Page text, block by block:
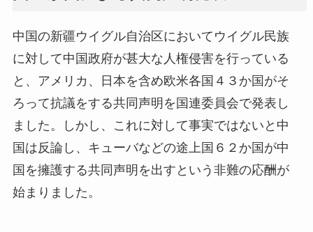
中国の新疆ウイグル自治区においてウイグル民族
に対して中国政府が甚大な人権侵害を行っている
と、アメリカ、日本を含め欧米各国４３か国がそ
ろって抗議をする共同声明を国連委員会で発表し
ました。しかし、これに対して事実ではないと中
国は反論し、キューバなどの途上国６２か国が中
国を擁護する共同声明を出すという非難の応酬が
始まりました。